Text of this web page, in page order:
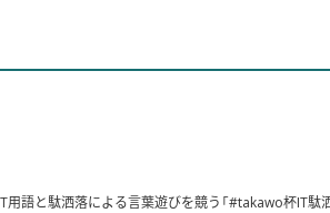
語と駄洒落による言葉遊びを競う「#takawo杯IT駄